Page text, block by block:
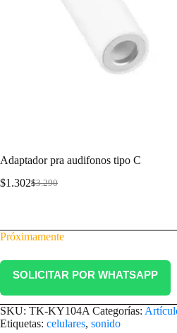
Adaptador pra audifonos tipo C
$3.290
$1.302
Próximamente
SOLICITAR POR WHATSAPP
SKU: TK-KY104A Categorías:
Etiquetas: celulares, sonido